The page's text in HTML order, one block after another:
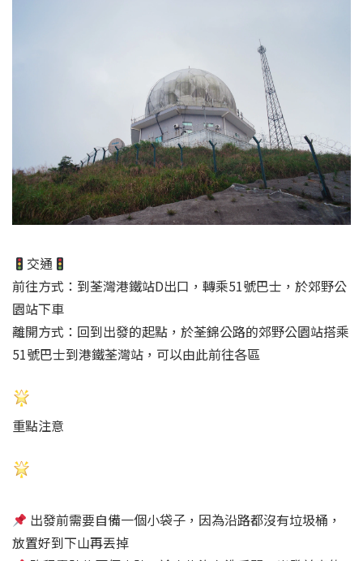
交通
前往方式：到荃灣港鐵站D出口，轉乘51號巴士，於郊野公
園站下車
離開方式：回到出發的起點，於荃錦公路的郊野公園站搭乘
51號巴士到港鐵荃灣站，可以由此前往各區
重點注意
出發前需要自備一個小袋子，因為沿路都沒有垃圾桶，
放置好到下山再丟掉